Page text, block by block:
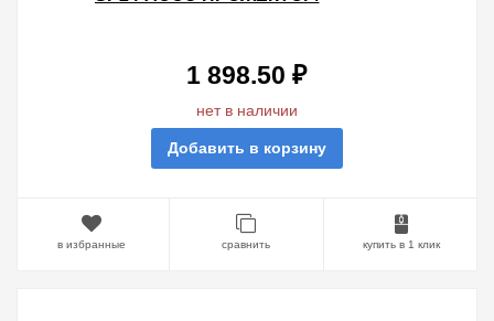
1 898.50 ₽
нет в наличии
Добавить в корзину
в избранные сравнить купить в 1 клик